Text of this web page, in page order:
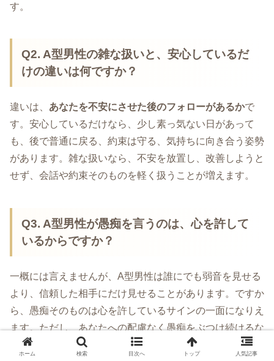
す。
Q2. A型男性の雑な扱いと、安心しているだ
けの違いは何ですか？
違いは、 あなたを不安にさせた後のフォローがあるかで
す。安心しているだけなら、少し素っ気ない日があって
も、後で普通に戻る、約束は守る、気持ちに向き合う姿勢
があります。雑な扱いなら、不安を放置し、改善しようと
せず、会話や約束そのものを軽く扱うことが増えます。
Q3. A型男性が愚痴を言うのは、心を許して
いるからですか？
一概には言えませんが、A型男性は誰にでも弱音を見せる
より、信頼した相手にだけ見せることがあります。ですか
ら、愚痴そのものは心を許しているサインの一面になりえ
ます。ただし、あなたへの配慮なく愚痴をぶつけ続けるな
ら、信頼というより依存に近いので、境界線は必要です。
ホーム 検索 目次へ トップ 人気記事